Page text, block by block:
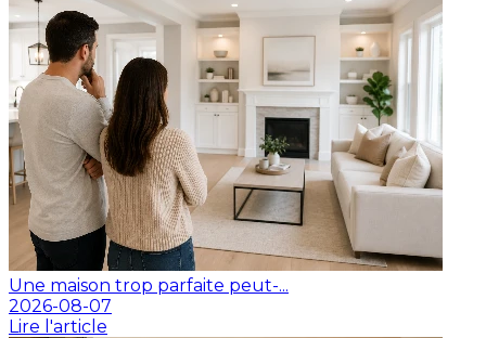
Une maison trop parfaite peut-...
2026-08-07
Lire l'article